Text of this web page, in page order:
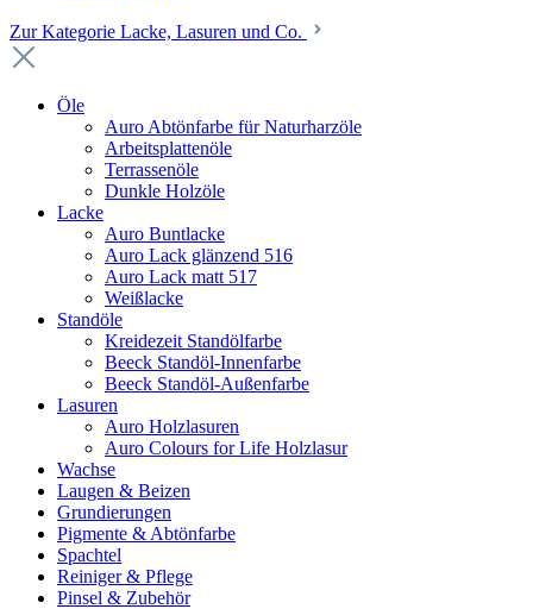
Zur Kategorie Lacke, Lasuren und Co.
Öle
Auro Abtönfarbe für Naturharzöle
Arbeitsplattenöle
Terrassenöle
Dunkle Holzöle
Lacke
Auro Buntlacke
Auro Lack glänzend 516
Auro Lack matt 517
Weißlacke
Standöle
Kreidezeit Standölfarbe
Beeck Standöl-Innenfarbe
Beeck Standöl-Außenfarbe
Lasuren
Auro Holzlasuren
Auro Colours for Life Holzlasur
Wachse
Laugen & Beizen
Grundierungen
Pigmente & Abtönfarbe
Spachtel
Reiniger & Pflege
Pinsel & Zubehör